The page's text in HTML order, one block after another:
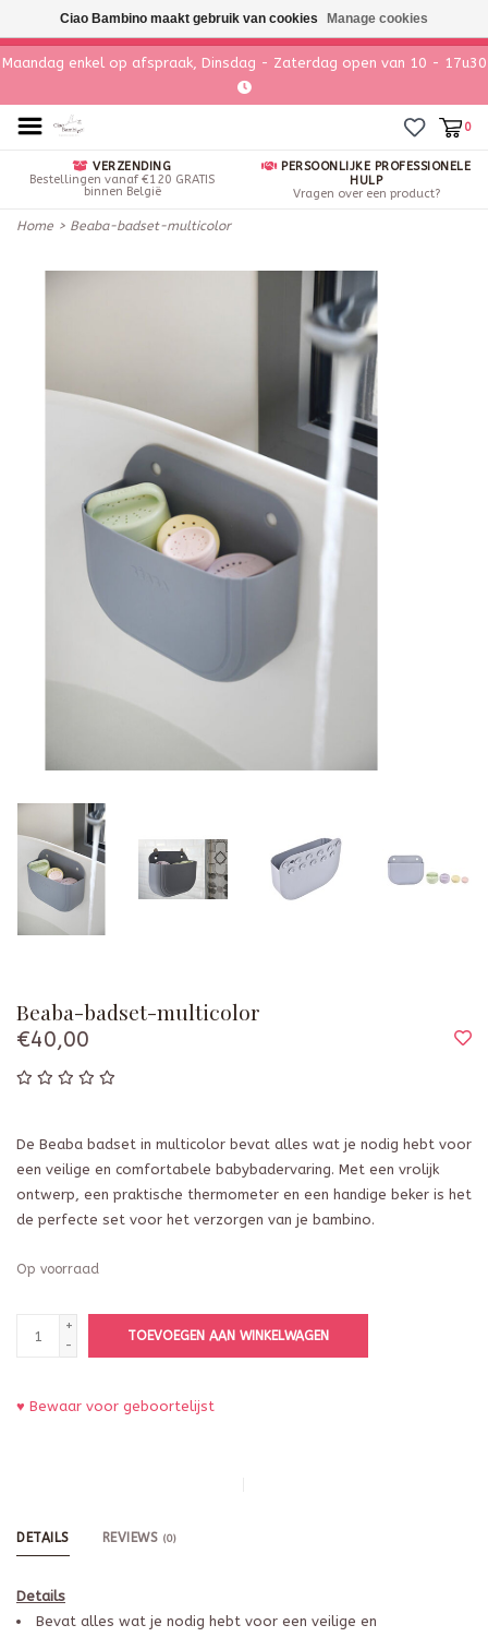
Maandag enkel op afspraak, Dinsdag - Zaterdag open van 10 - 17u30
0
VERZENDING
Bestellingen vanaf €120 GRATIS
binnen België
PERSOONLIJKE PROFESSIONELE
HULP
Vragen over een product?
Home > Beaba-badset-multicolor
Beaba-badset-multicolor
€40,00
De Beaba badset in multicolor bevat alles wat je nodig hebt voor
een veilige en comfortabele babybadervaring. Met een vrolijk
ontwerp, een praktische thermometer en een handige beker is het
de perfecte set voor het verzorgen van je bambino.
Op voorraad
+
-
TOEVOEGEN AAN WINKELWAGEN
♥ Bewaar voor geboortelijst
DETAILS REVIEWS (0)
Details
Bevat alles wat je nodig hebt voor een veilige en
Ciao Bambino maakt gebruik van cookies Manage cookies